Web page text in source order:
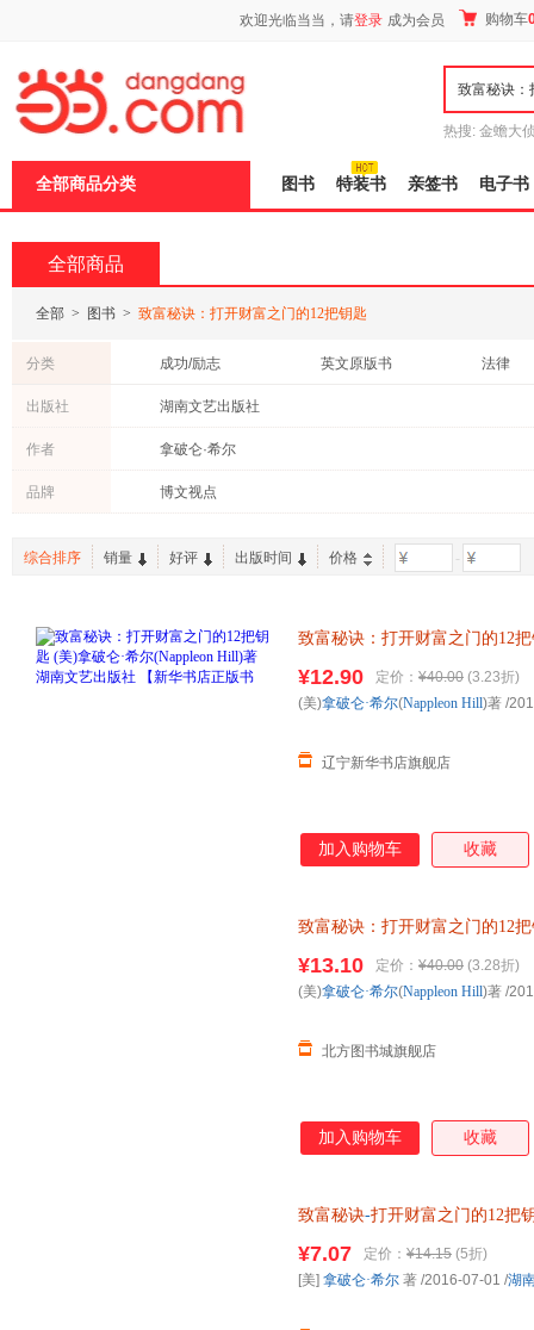
欢迎光临当当，请登录 成为会员 购物车
热搜: 金蟾大
全部商品分类 图书 特装书 亲签书 电子书
全部商品
全部 > 图书 > 致富秘诀：打开财富之门的12把钥匙
分类 成功/励志 英文原版书 法律
出版社 湖南文艺出版社
作者 拿破仑·希尔
品牌 博文视点
综合排序 销量 好评 出版时间 价格 -
致富秘诀：打开财富之门的12
¥12.90 定价： ¥40.00 (3.23折)
辽宁新华书店旗舰店
(美)拿破仑·希尔(Nappleon Hill)著 /
加入购物车 收藏
致富秘诀：打开财富之门的12
¥13.10 定价： ¥40.00 (3.28折)
北方图书城旗舰店
(美)拿破仑·希尔(Nappleon Hill)著 /
加入购物车 收藏
致富秘诀-打开财富之门的12把
客服！
¥7.07 定价： ¥14.15 (5折)
[美] 拿破仑·希尔 著 /2016-07-01 /湖
页
加